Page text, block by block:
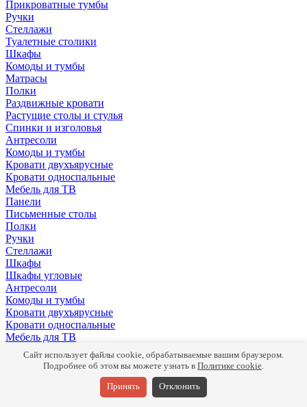
Прикроватные тумбы
Ручки
Стеллажи
Туалетные столики
Шкафы
Комоды и тумбы
Матрасы
Полки
Раздвижные кровати
Растущие столы и стулья
Спинки и изголовья
Антресоли
Комоды и тумбы
Кровати двухъярусные
Кровати односпальные
Мебель для ТВ
Панели
Письменные столы
Полки
Ручки
Стеллажи
Шкафы
Шкафы угловые
Антресоли
Комоды и тумбы
Кровати двухъярусные
Кровати односпальные
Мебель для ТВ
Панели
Письменные столы
Сайт использует файлы cookie, обрабатываемые вашим браузером.
Подробнее об этом вы можете узнать в Политике cookie.
Принять Отклонить